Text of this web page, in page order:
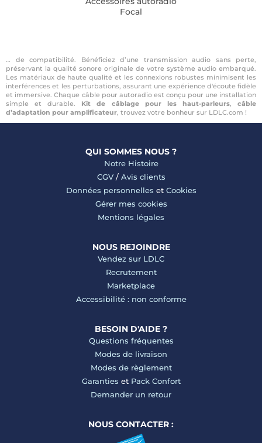
Focal
… de compatibilité. Bénéficiez d’une transmission audio sans perte,
préservant la qualité sonore originale de votre système audio embarqué.
Les matériaux de haute qualité et les connexions robustes minimisent les
interférences et les perturbations, assurant une expérience d'écoute fidèle
et immersive. Chaque câble pour autoradio est conçu pour une installation
simple et durable. Kit de câblage pour les haut-parleurs,câble
d’adaptation pour amplificateur, trouvez votre bonheur sur LDLC.com !
QUI SOMMES NOUS ?
Notre Histoire
CGV/ Avis clients
Données personnelles et Cookies
Gérer mes cookies
Mentions légales
NOUS REJOINDRE
Vendez sur LDLC
Recrutement
Marketplace
Accessibilité : non conforme
BESOIN D'AIDE ?
Questions fréquentes
Modes de livraison
Modes de règlement
Garanties et Pack Confort
Demander un retour
NOUS CONTACTER :